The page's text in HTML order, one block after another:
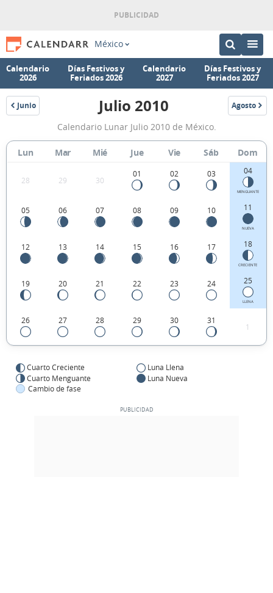
México
Calendario
2026
Días Festivos y
Feriados 2026
Calendario
2027
Días Festivos y
Feriados 2027
Junio
2010
Calendario
Lunar
Julio
2010
de
México.
Julio 2010 Agosto
2010
Calendario Lunar Julio 2010 de México.
Lun Mar Mié Jue Vie Sáb Dom
28 29 30
01 02 03 04
MENGUANTE
05 06 07 08 09 10 11
NUEVA
12 13 14 15 16 17 18
CRECIENTE
19 20 21 22 23 24 25
LLENA
26 27 28 29 30 31
1
Cuarto Creciente
Luna Llena
Cuarto Menguante
Luna Nueva
Cambio de fase